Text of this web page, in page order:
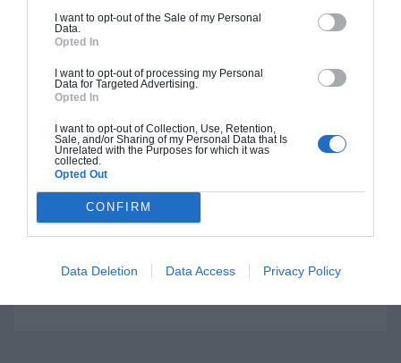
I want to opt-out of the Sale of my Personal
Data.
Opted In
I want to opt-out of processing my Personal
Data for Targeted Advertising.
Opted In
I want to opt-out of Collection, Use, Retention,
Sale, and/or Sharing of my Personal Data that Is
Unrelated with the Purposes for which it was
collected.
Opted Out
CONFIRM
Data Deletion Data Access Privacy Policy
Chiffrage estimatif pour : Fondations et normes
standards. Construction en bloc coffrant isolant
en main" inclut le gros oeuvre et le second
oeuvre (cuisine, peinture, sols...), mais exclut
443 000€ TTC